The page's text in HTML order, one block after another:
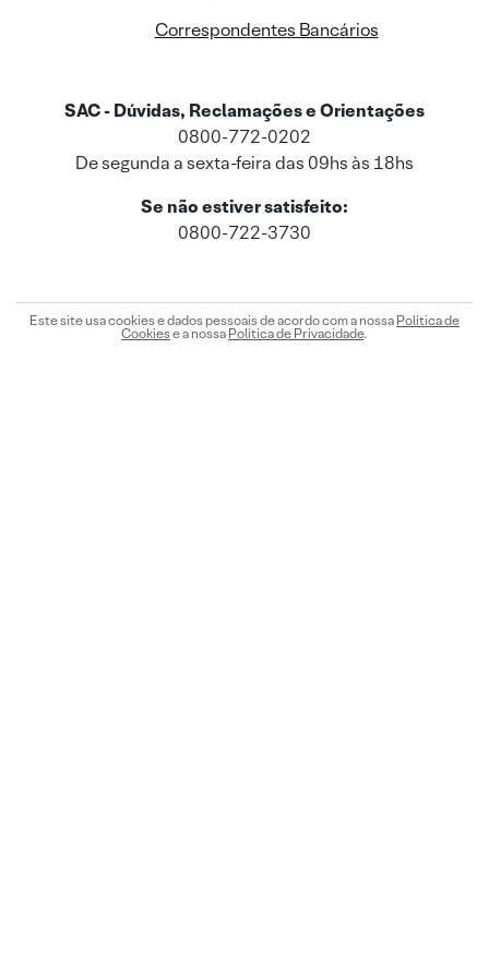
Correspondentes Bancários
SAC - Dúvidas, Reclamações e Orientações
0800-772-0202
De segunda a sexta-feira das 09hs às 18hs
Se não estiver satisfeito:
0800-722-3730
Este site usa cookies e dados pessoais de acordo com a nossa Política de
Cookiese a nossa Política de Privacidade.